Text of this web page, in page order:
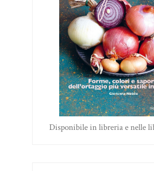
Disponibile in libreria e nelle